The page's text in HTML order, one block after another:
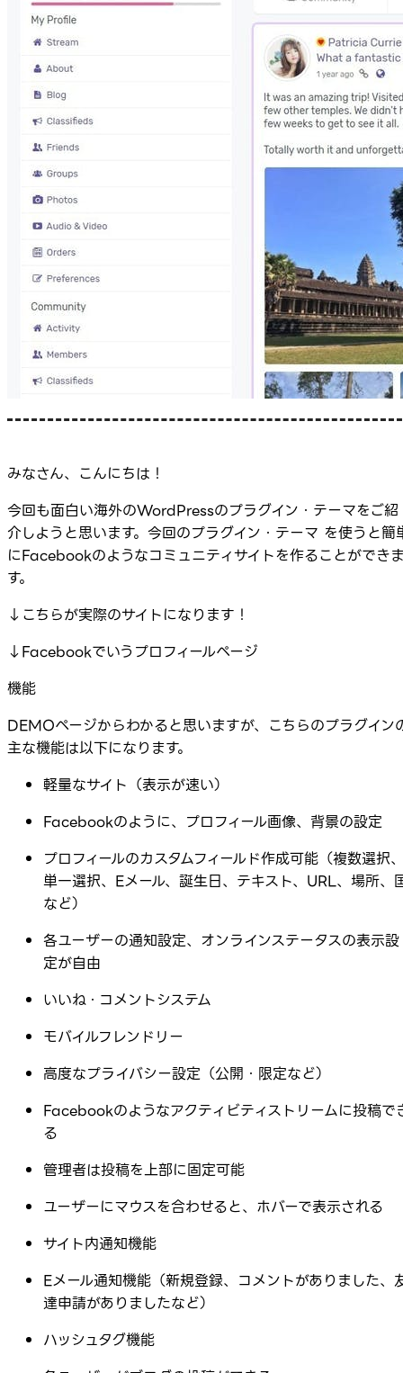
みなさん、こんにちは！
今回も面白い海外のWordPressのプラグイン・テーマをご紹
介しようと思います。今回のプラグイン・テーマ を使うと簡
にFacebookのようなコミュニティサイトを作ることができ
す。
↓こちらが実際のサイトになります！
↓Facebookでいうプロフィールページ
機能
DEMOページからわかると思いますが、こちらのプラグイン
主な機能は以下になります。
軽量なサイト（表示が速い）
Facebookのように、プロフィール画像、背景の設定
プロフィールのカスタムフィールド作成可能（複数選択
単一選択、Eメール、誕生日、テキスト、URL、場所、
など）
各ユーザーの通知設定、オンラインステータスの表示設
定が自由
いいね・コメントシステム
モバイルフレンドリー
高度なプライバシー設定（公開・限定など）
Facebookのようなアクティビティストリームに投稿で
る
管理者は投稿を上部に固定可能
ユーザーにマウスを合わせると、ホバーで表示される
サイト内通知機能
Eメール通知機能（新規登録、コメントがありました、
達申請がありましたなど）
ハッシュタグ機能